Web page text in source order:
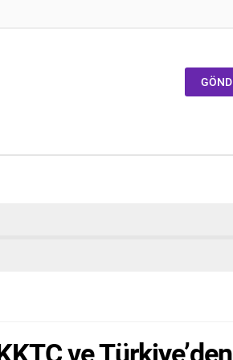
ve Türkiye’den